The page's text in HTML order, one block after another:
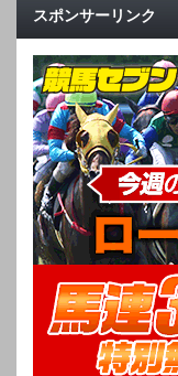
スポンサーリンク